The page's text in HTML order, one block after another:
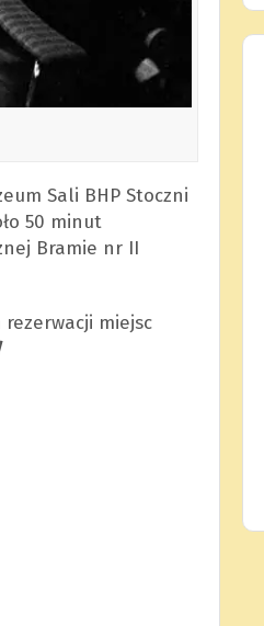
Sali BHP Stoczni
50 minut
Bramie nr II
miejsc